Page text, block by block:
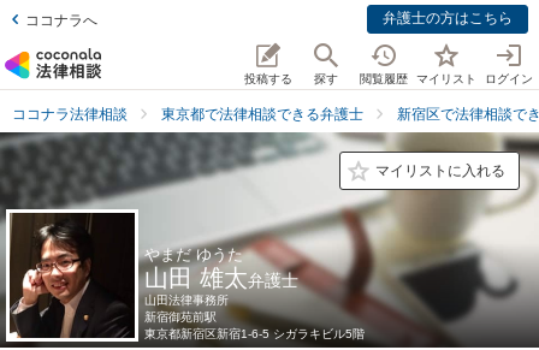
ココナラへ 弁護士の方はこちら
投稿する 探す 閲覧履歴 マイリスト ログイン
ココナラ法律相談 東京都で法律相談できる弁護士 新宿区で法律相談で
マイリストに入れる
やまだ ゆうた
山田 雄太弁護士
山田法律事務所
新宿御苑前駅
東京都新宿区新宿1-6-5 シガラキビル5階